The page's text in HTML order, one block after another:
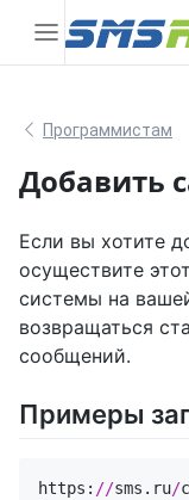
Программистам
Добавить
Если вы хотите
осуществите
системы на
возвращаться
сообщений.
Примеры
https: //sms.ru/